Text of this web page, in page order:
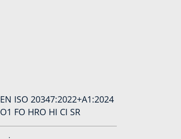
EN ISO 20347:2022+A1:2024
O1 FO HRO HI CI SR